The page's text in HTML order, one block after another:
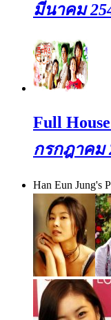
มีนาคม
Full
กรกฎาคม
Han Eun